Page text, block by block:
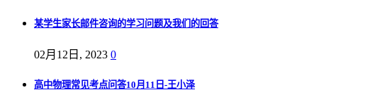
某学生家长邮件咨询的学习问题及我们的回答
02月12日, 2023 0
高中物理常见考点问答10月11日-王小泽